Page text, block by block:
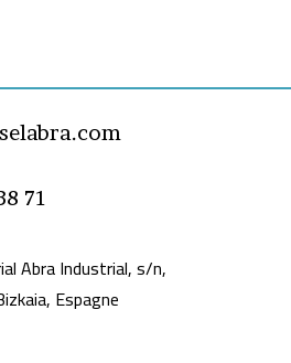
71
Abra Industrial, s/n,
Espagne